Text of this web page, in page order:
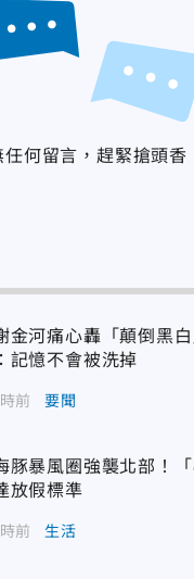
任何留言，趕緊搶頭香
金河痛心轟「顛倒黑
記憶不會被洗掉
前 要聞
豚暴風圈強襲北部！
放假標準
前 生活